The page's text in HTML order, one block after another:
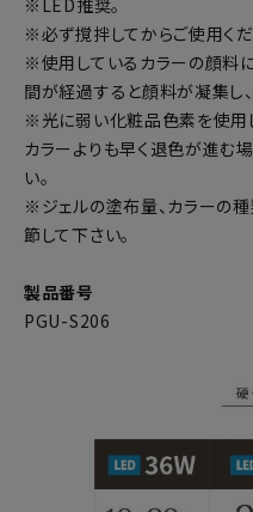
※LED推奨。
※必ず撹拌してからご使用くだ
※使用しているカラーの顔料
間が経過すると顔料が凝集し
※光に弱い化粧品色素を使用
カラーよりも早く退色が進む
い。
※ジェルの塗布量、カラーの
節して下さい。
製品番号
PGU-S206